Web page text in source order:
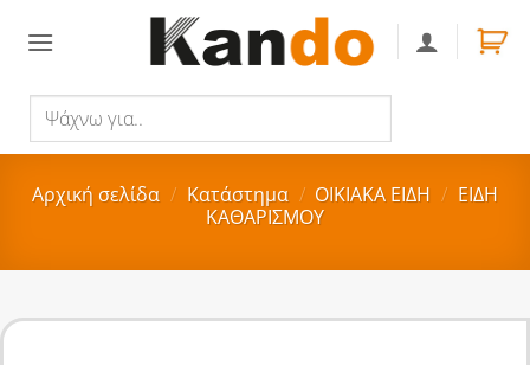
για..
Αρχική σελίδα / Κατάστημα / ΟΙΚΙΑΚA ΕΙΔΗ / ΕΙΔΗ
ΚΑΘΑΡΙΣΜΟΥ